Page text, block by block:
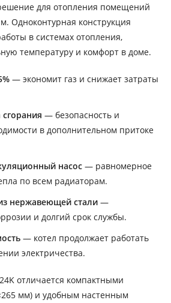
для отопления помещений
Одноконтурная конструкция
в системах отопления,
температуру и комфорт в доме.
— экономит газ и снижает затраты
— безопасность и
в дополнительном притоке
насос — равномерное
по всем радиаторам.
нержавеющей стали —
и долгий срок службы.
— котел продолжает работать
электричества.
отличается компактными
мм) и удобным настенным